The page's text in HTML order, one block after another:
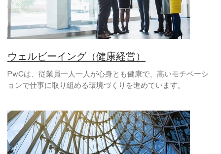
ウェルビーイング（健康経営）
PwCは、従業員一人一人が心身とも健康で、高いモチベーシ
ョンで仕事に取り組める環境づくりを進めています。